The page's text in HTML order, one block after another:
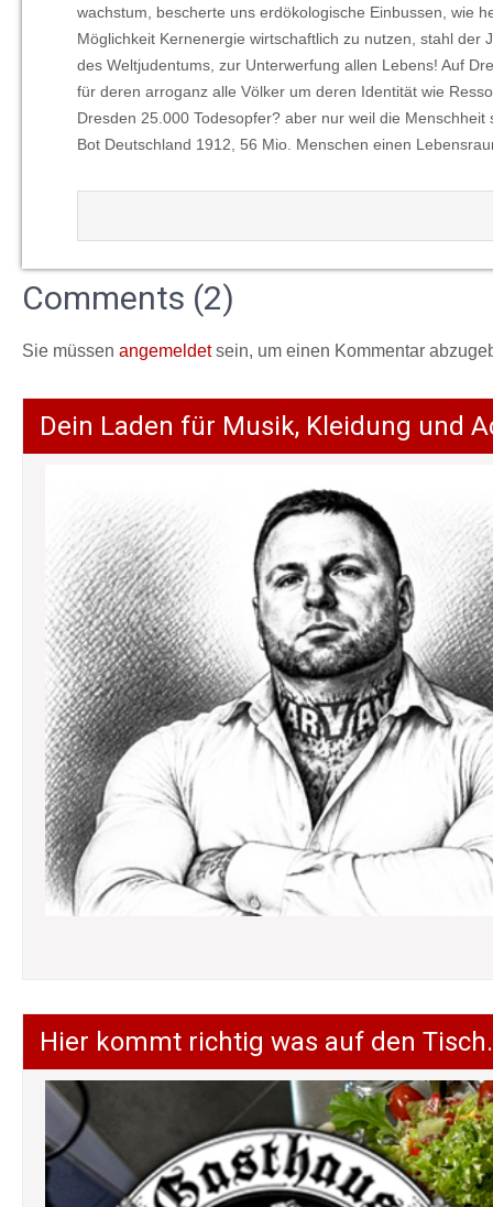
wachstum, bescherte uns erdökologische Einbussen, wie
Möglichkeit Kernenergie wirtschaftlich zu nutzen, stahl
des Weltjudentums, zur Unterwerfung allen Lebens! Auf
für deren arroganz alle Völker um deren Identität wie
Dresden 25.000 Todesopfer? aber nur weil die Menschheit
Bot Deutschland 1912, 56 Mio. Menschen einen
Comments (2)
Sie müssen angemeldetsein, um einen Kommentar
Dein Laden für Musik, Kleidung und
Hier kommt richtig was auf den Tisch.